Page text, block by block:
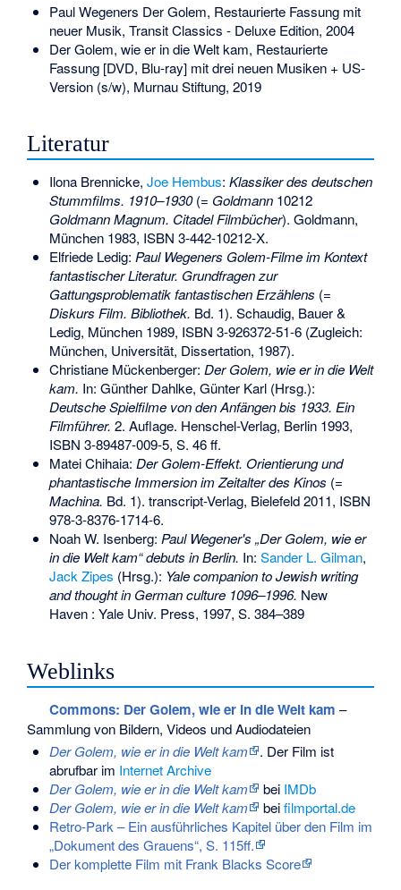
Paul Wegeners Der Golem, Restaurierte Fassung mit
neuer Musik, Transit Classics - Deluxe Edition, 2004
Der Golem, wie er in die Welt kam, Restaurierte
Fassung [DVD, Blu-ray] mit drei neuen Musiken + US-
Version (s/w), Murnau Stiftung, 2019
Literatur
Ilona Brennicke, Joe Hembus: Klassiker des deutschen
Stummfilms. 1910–1930(= Goldmann10212
Goldmann Magnum. Citadel Filmbücher). Goldmann,
München 1983, ISBN 3-442-10212-X.
Elfriede Ledig: Paul Wegeners Golem-Filme im Kontext
fantastischer Literatur. Grundfragen zur
Gattungsproblematik fantastischen Erzählens (=
Diskurs Film. Bibliothek. Bd. 1). Schaudig, Bauer &
Ledig, München 1989, ISBN 3-926372-51-6(Zugleich:
München, Universität, Dissertation, 1987).
Christiane Mückenberger: Der Golem, wie er in die Welt
kam. In: Günther Dahlke, Günter Karl (Hrsg.):
Deutsche Spielfilme von den Anfängen bis 1933. Ein
Filmführer. 2. Auflage. Henschel-Verlag, Berlin 1993,
ISBN 3-89487-009-5, S. 46 ff.
Matei Chihaia: Der Golem-Effekt. Orientierung und
phantastische Immersion im Zeitalter des Kinos (=
Machina. Bd. 1). transcript-Verlag, Bielefeld 2011, ISBN
978-3-8376-1714-6.
Noah W. Isenberg: Paul Wegener's „Der Golem, wie er
in die Welt kam“ debuts in Berlin. In: Sander L. Gilman,
Jack Zipes (Hrsg.): Yale companion to Jewish writing
and thought in German culture 1096–1996. New
Haven : Yale Univ. Press, 1997, S. 384–389
Weblinks
Commons: Der Golem, wie er in die Welt kam –
Sammlung von Bildern, Videos und Audiodateien
Der Golem, wie er in die Welt kam
. Der Film ist
abrufbar im Internet Archive
Der Golem, wie er in die Welt kam
bei IMDb
Der Golem, wie er in die Welt kam
beifilmportal.de
Retro-Park – Ein ausführliches Kapitel über den Film im
„Dokument des Grauens“, S. 115ff.
Der komplette Film mit Frank Blacks Score